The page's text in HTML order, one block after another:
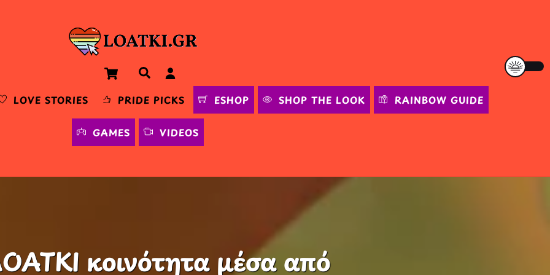
Cart Αναζήτηση
LOVE STORIES PRIDE PICKS ESHOP SHOP THE LOOK RAINBOW GUIDE
GAMES VIDEOS
κοινότητα μέσα από